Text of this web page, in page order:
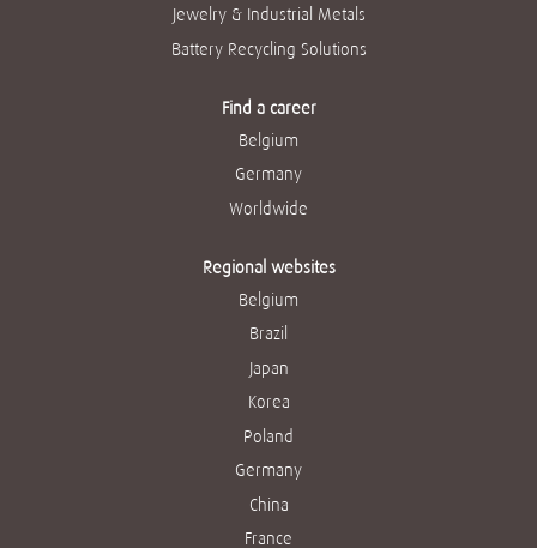
Jewelry & Industrial Metals
Battery Recycling Solutions
Find a career
Belgium
Germany
Worldwide
Regional websites
Belgium
Brazil
Japan
Korea
Poland
Germany
China
France